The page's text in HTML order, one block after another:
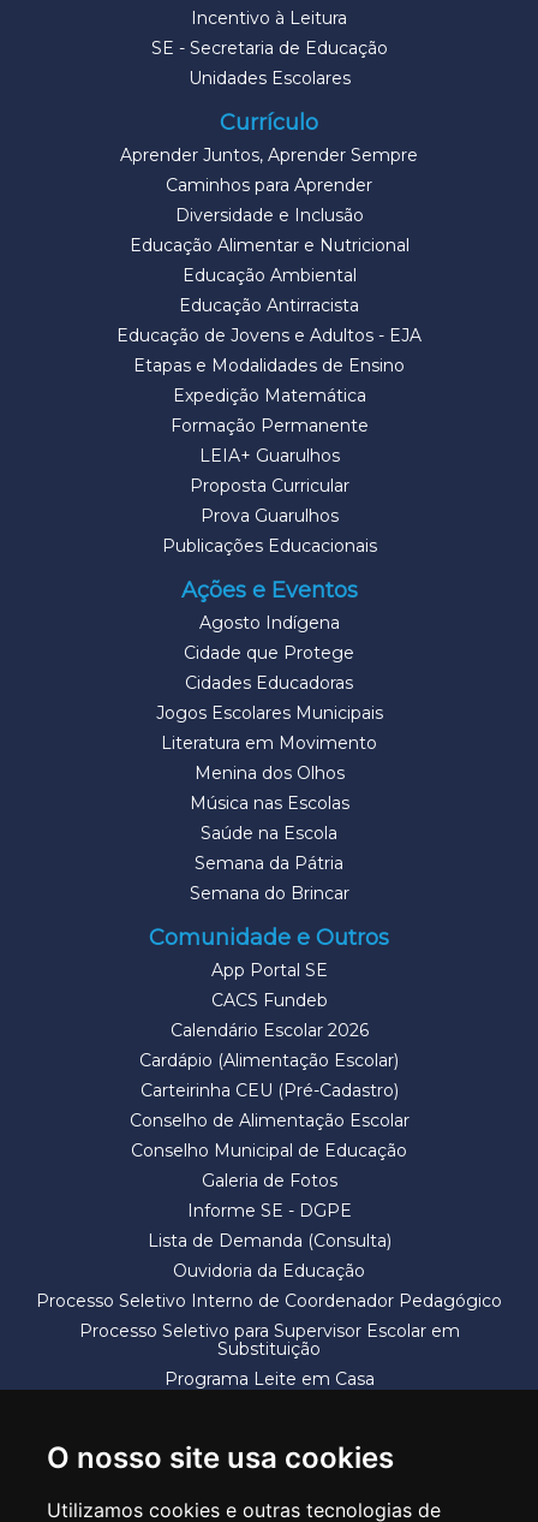
O nosso site usa cookies
Utilizamos cookies e outras tecnologias de
Incentivo à Leitura
SE - Secretaria de Educação
Unidades Escolares
Currículo
Aprender Juntos, Aprender Sempre
Caminhos para Aprender
Diversidade e Inclusão
Educação Alimentar e Nutricional
Educação Ambiental
Educação Antirracista
Educação de Jovens e Adultos - EJA
Etapas e Modalidades de Ensino
Expedição Matemática
Formação Permanente
LEIA+ Guarulhos
Proposta Curricular
Prova Guarulhos
Publicações Educacionais
Ações e Eventos
Agosto Indígena
Cidade que Protege
Cidades Educadoras
Jogos Escolares Municipais
Literatura em Movimento
Menina dos Olhos
Música nas Escolas
Saúde na Escola
Semana da Pátria
Semana do Brincar
Comunidade e Outros
App Portal SE
CACS Fundeb
Calendário Escolar 2026
Cardápio (Alimentação Escolar)
Carteirinha CEU (Pré-Cadastro)
Conselho de Alimentação Escolar
Conselho Municipal de Educação
Galeria de Fotos
Informe SE - DGPE
Lista de Demanda (Consulta)
Ouvidoria da Educação
Processo Seletivo Interno de Coordenador Pedagógico
Processo Seletivo para Supervisor Escolar em
Substituição
Programa Leite em Casa